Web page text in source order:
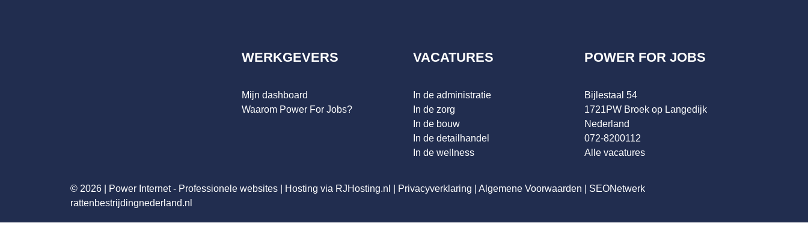
WERKGEVERS
Mijn dashboard
Waarom Power For Jobs?
VACATURES
In de administratie
In de zorg
In de bouw
In de detailhandel
In de wellness
POWER FOR JOBS
Bijlestaal 54
1721PW Broek op Langedijk
Nederland
072-8200112
Alle vacatures
© 2026 | Power Internet - Professionele websites Hosting via RJHosting.nl Privacyverklaring Algemene Voorwaarden
SEONetwerk
rattenbestrijdingnederland.nl